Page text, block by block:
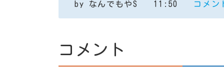
by なんでもやS 11:50 コメ
コメント